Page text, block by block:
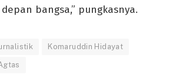
bangsa,” pungkasnya.
Komaruddin Hidayat